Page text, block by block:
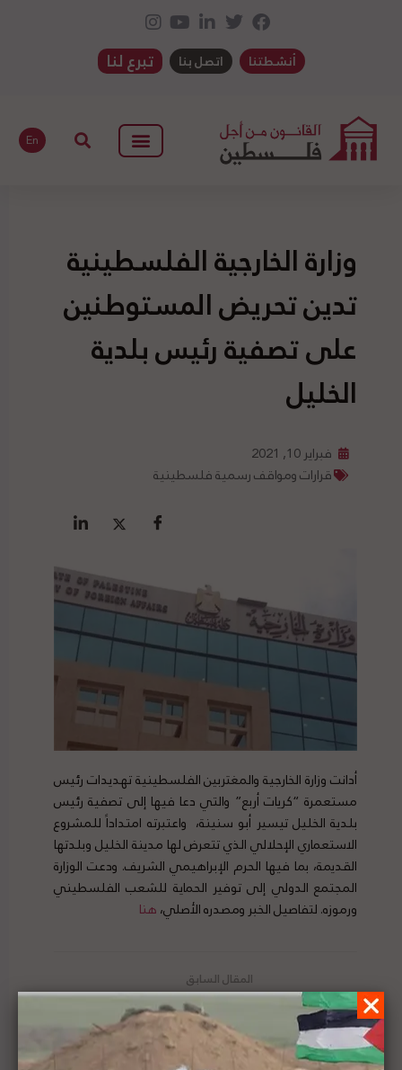
أنشطتنا اتصل بنا تبرع لنا
En
وزارة الخارجية الفلسطينية
تدين تحريض المستوطنين
على تصفية رئيس بلدية
الخليل
فبراير 10, 2021
قرارات ومواقف رسمية فلسطينية
أدانت وزارة الخارجية والمغتربين الفلسطينية تهديدات رئيس
مستعمرة “كريات أربع” والتي دعا فيها إلى تصفية رئيس
بلدية الخليل تيسير أبو سنينة، واعتبرته امتداداً للمشروع
الاستعماري الإحلالي الذي تتعرض لها مدينة الخليل وبلدتها
القديمة، بما فيها الحرم الإبراهيمي الشريف. ودعت الوزارة
المجتمع الدولي إلى توفير الحماية للشعب الفلسطيني
ورموزه. لتفاصيل الخبر ومصدره الأصلي،هنا
وزارة الخارجية الفلسطينية تدين تحريض المستوطنين
على تصفية رئيس بلدية الخليل